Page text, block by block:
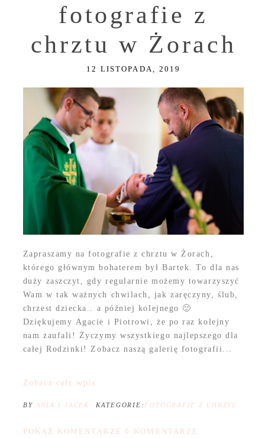
fotografie z
chrztu w Żorach
12 LISTOPADA, 2019
Zapraszamy na fotografie z chrztu w Żorach,
którego głównym bohaterem był Bartek. To dla nas
duży zaszczyt, gdy regularnie możemy towarzyszyć
Wam w tak ważnych chwilach, jak zaręczyny, ślub,
chrzest dziecka.. a później kolejnego 🙂
Dziękujemy Agacie i Piotrowi, że po raz kolejny
nam zaufali! Życzymy wszystkiego najlepszego dla
całej Rodzinki! Zobacz naszą galerię fotografii...
Zobacz cały wpis
BY ANIA I JACEK KATEGORIE: FOTOGRAFIE Z CHRZTU
POKAŻ KOMENTARZE 0 KOMENTARZE